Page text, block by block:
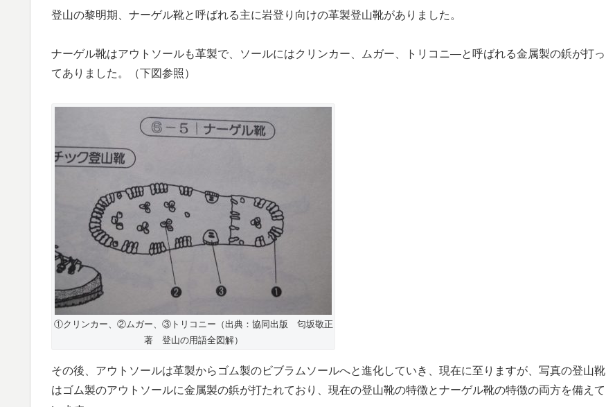
登山の黎明期、ナーゲル靴と呼ばれる主に岩登り向けの革製登山靴がありました。
ナーゲル靴はアウトソールも革製で、ソールにはクリンカー、ムガー、トリコニ―と呼ばれる金属製の鋲が打っ
てありました。（下図参照）
①クリンカー、②ムガー、③トリコニー（出典：協同出版 匂坂敬正
著 登山の用語全図解）
その後、アウトソールは革製からゴム製のビブラムソールへと進化していき、現在に至りますが、写真の登山靴
はゴム製のアウトソールに金属製の鋲が打たれており、現在の登山靴の特徴とナーゲル靴の特徴の両方を備えて